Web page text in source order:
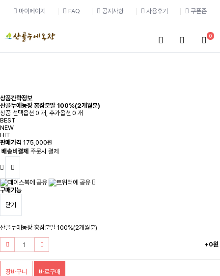
마이페이지 FAQ 공지사항 사용후기 쿠폰존
0
상품간략정보
산골누에농장 홍잠분말 100%(2개월분)
상품 선택옵션 0 개, 추가옵션 0 개
BEST
NEW
HIT
판매가격 175,000원
배송비결제 주문시 결제
구매기능
닫기
산골누에농장 홍잠분말 100%(2개월분)
+0원
장바구니 바로구매